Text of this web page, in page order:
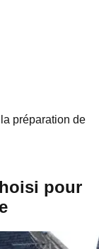
préparation de
pour